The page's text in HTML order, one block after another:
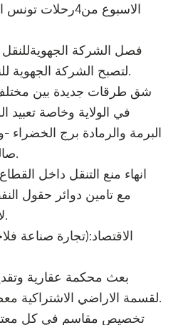
الاسبوع من4رحلات
لتصبح الشركة الجهوية للنقل بتطاوين.
في الولاية وخاصة تعبيد
البرمة والرمادة برج الخضراء
صالح بن قردان.
مع تامين دوائر حقول
لايتجاوز 5كلم.
لقسمة الاراضي الاشتراكية معضلة بتطاوين.